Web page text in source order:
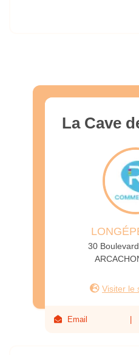
La Cave
30
Visiter le
Email